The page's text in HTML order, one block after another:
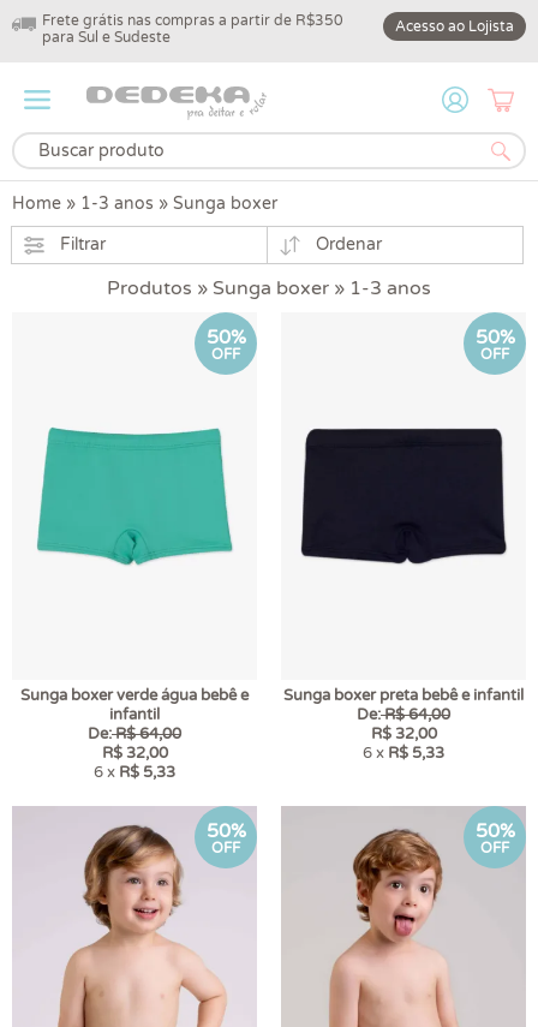
Frete grátis nas compras a partir de R$350
para Sul e Sudeste
10% off na
DEDEKA10
Acesso ao Lojista
Home » 1-3 anos » Sunga boxer
Filtrar
Ordenar
Produtos » Sunga boxer » 1-3 anos
50%
OFF
Sunga boxer verde água bebê e
infantil
De:R$ 64,00
R$ 32,00
6 x R$ 5,33
50%
OFF
Sunga boxer preta bebê e infantil
De:R$ 64,00
R$ 32,00
6 x R$ 5,33
50%
OFF
50%
OFF